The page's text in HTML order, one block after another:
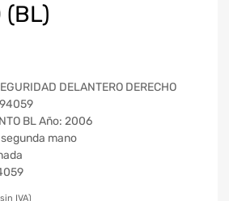
(BL)
DELANTERO DERECHO
BL Año: 2006
mano